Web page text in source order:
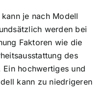
je nach Modell
werden bei
Faktoren wie die
des
hochwertiges und
kann zu niedrigeren